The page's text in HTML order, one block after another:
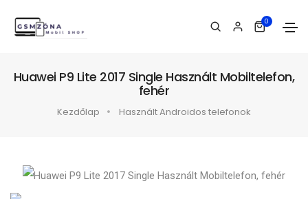
0
Huawei P9 Lite 2017 Single Használt Mobiltelefon,
fehér
Kezdőlap Használt Androidos telefonok